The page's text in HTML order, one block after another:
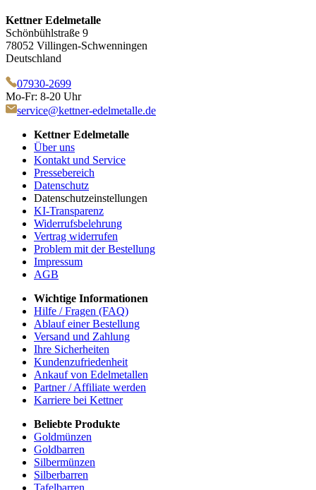
Kettner Edelmetalle
Schönbühlstraße 9
78052 Villingen-Schwenningen
Deutschland
07930-2699
Mo-Fr: 8-20 Uhr
service@kettner-edelmetalle.de
Kettner Edelmetalle
Über uns
Kontakt und Service
Pressebereich
Datenschutz
Datenschutzeinstellungen
KI-Transparenz
Widerrufsbelehrung
Vertrag widerrufen
Problem mit der Bestellung
Impressum
AGB
Wichtige Informationen
Hilfe / Fragen (FAQ)
Ablauf einer Bestellung
Versand und Zahlung
Ihre Sicherheiten
Kundenzufriedenheit
Ankauf von Edelmetallen
Partner / Affiliate werden
Karriere bei Kettner
Beliebte Produkte
Goldmünzen
Goldbarren
Silbermünzen
Silberbarren
Tafelbarren